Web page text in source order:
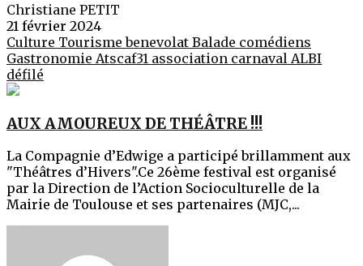
Christiane PETIT
21 février 2024
Culture Tourismebenevolat Balade comédiens
Gastronomie Atscaf31 association carnaval ALBI
défilé
AUX AMOUREUX DE THÉÂTRE !!!
La Compagnie d’Edwige a participé brillamment aux
"Théâtres d’Hivers".Ce 26ème festival est organisé
par la Direction de l’Action Socioculturelle de la
Mairie de Toulouse et ses partenaires (MJC,...